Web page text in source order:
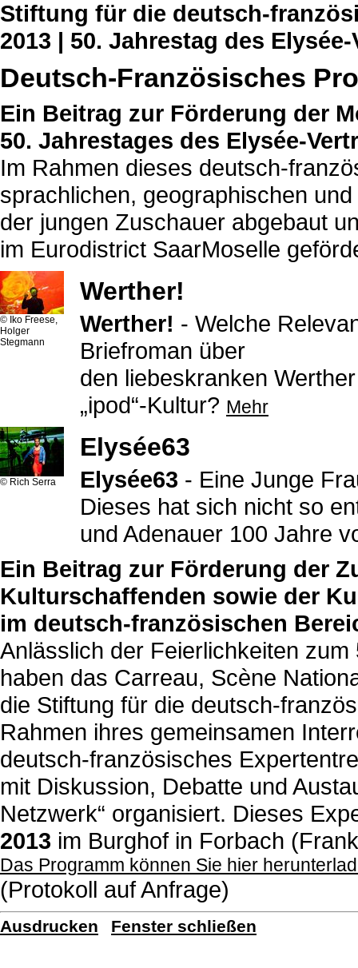
Stiftung für die deutsch-
2013 | 50. Jahrestag des
Deutsch-Französisches
Ein Beitrag zur Förderung der
50. Jahrestages des Elysée-
Im Rahmen dieses deutsch-
sprachlichen, geographischen
der jungen Zuschauer abgebaut
im Eurodistrict SaarMoselle
© Iko Freese,
Holger
Stegmann
Werther!
Werther! - Welche
Briefroman über
den liebeskranken
„ipod“-Kultur? Mehr
© Rich Serra
Elysée63
Elysée63 - Eine Junge
Dieses hat sich nicht so
und Adenauer 100 Jahre
Ein Beitrag zur Förderung der
Kulturschaffenden sowie der
im deutsch-französischen
Anlässlich der Feierlichkeiten
haben das Carreau, Scène
die Stiftung für die deutsch-
Rahmen ihres gemeinsamen
deutsch-französisches
mit Diskussion, Debatte und
Netzwerk“ organisiert. Dieses
2013 im Burghof in Forbach
Das Programm können Sie hier
(Protokoll auf Anfrage)
Ausdrucken Fenster schließen